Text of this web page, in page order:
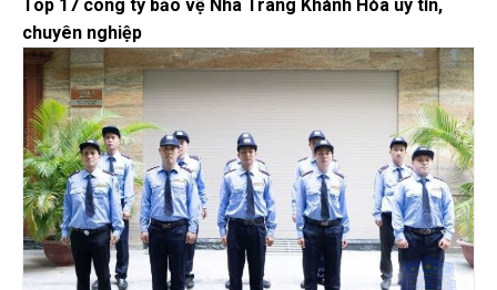
Top 17 công ty bảo vệ Nha Trang Khánh Hòa uy tín,
chuyên nghiệp